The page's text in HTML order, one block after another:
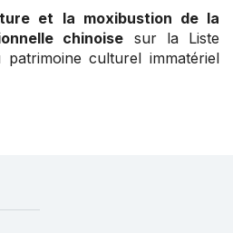
et la moxibustion de la
chinoise sur la Liste
patrimoine culturel immatériel